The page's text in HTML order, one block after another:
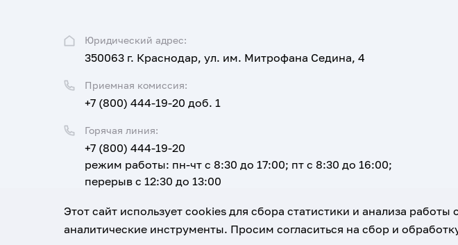
Юридический адрес:
350063 г. Краснодар, ул. им. Митрофана Седина, 4
Приемная комиссия:
+7 (800) 444-19-20 доб. 1
Горячая линия:
+7 (800) 444-19-20
режим работы: пн-чт с 8:30 до 17:00; пт с 8:30 до 16:00;
перерыв с 12:30 до 13:00
Email:
corpus@ksma.ru
Этот сайт использует cookies для сбора статистики и анализа
аналитические инструменты. Просим согласиться на сбор и